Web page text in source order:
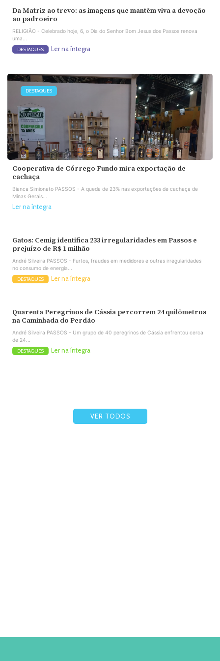
Da Matriz ao trevo: as imagens que mantêm viva a devoção
ao padroeiro
RELIGIÃO - Celebrado hoje, 6, o Dia do Senhor Bom Jesus dos Passos renova
uma...
DESTAQUES Ler na íntegra
DESTAQUES
Cooperativa de Córrego Fundo mira exportação de
cachaça
Bianca Simionato PASSOS - A queda de 23% nas exportações de cachaça de
Minas Gerais...
Ler na íntegra
Gatos: Cemig identifica 233 irregularidades em Passos e
prejuízo de R$ 1 milhão
André Silveira PASSOS - Furtos, fraudes em medidores e outras irregularidades
no consumo de energia...
DESTAQUES Ler na íntegra
Quarenta Peregrinos de Cássia percorrem 24 quilômetros
na Caminhada do Perdão
André Silveira PASSOS - Um grupo de 40 peregrinos de Cássia enfrentou cerca
de 24...
DESTAQUES Ler na íntegra
VER TODOS